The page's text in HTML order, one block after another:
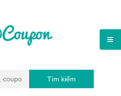
Tìm kiếm